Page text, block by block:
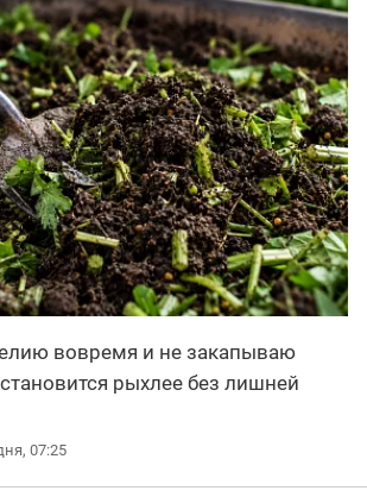
вовремя и не закапываю
рыхлее без лишней
07:25